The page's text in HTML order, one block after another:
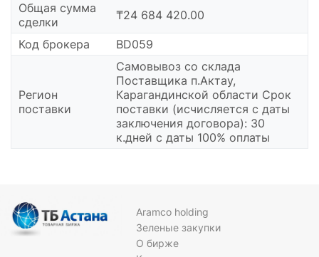
Общая сумма
сделки
₸24 684 420.00
Код брокера BD059
Регион
поставки
Самовывоз со склада
Поставщика п.Актау,
Карагандинской области Срок
поставки (исчисляется с даты
заключения договора): 30
к.дней с даты 100% оплаты
Aramco holding
Зеленые закупки
О бирже